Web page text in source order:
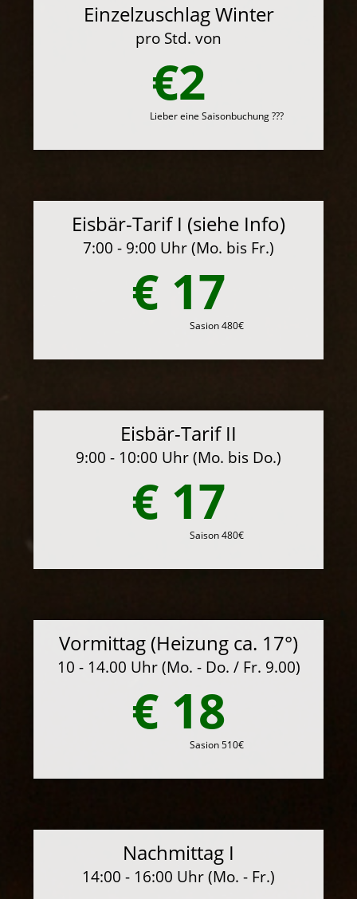
Einzelzuschlag Winter
pro Std. von
€2
Lieber eine Saisonbuchung ???
Eisbär-Tarif I (siehe Info)
7:00 - 9:00 Uhr (Mo. bis Fr.)
€ 17
Sasion 480€
Eisbär-Tarif II
9:00 - 10:00 Uhr (Mo. bis Do.)
€ 17
Saison 480€
Vormittag (Heizung ca. 17°)
10 - 14.00 Uhr (Mo. - Do. / Fr. 9.00)
€ 18
Sasion 510€
Nachmittag I
14:00 - 16:00 Uhr (Mo. - Fr.)